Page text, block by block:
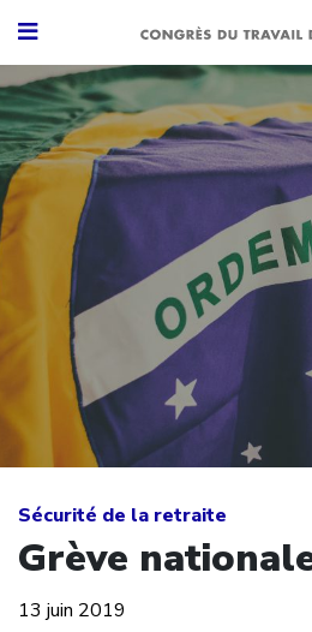
Sécurité de la retraite
Grève
13 juin 2019